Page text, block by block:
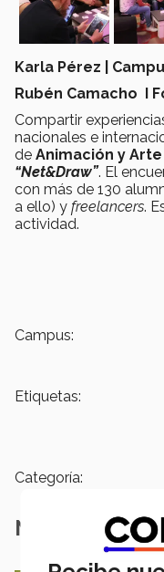
Karla Pérez |
Rubén Camacho I
Compartir
nacionales e
de Animación y
“Net&Draw”. El
con más de 130
a ello) y freelancers.
actividad.
Campus:
Etiquetas:
Categoría:
Notas